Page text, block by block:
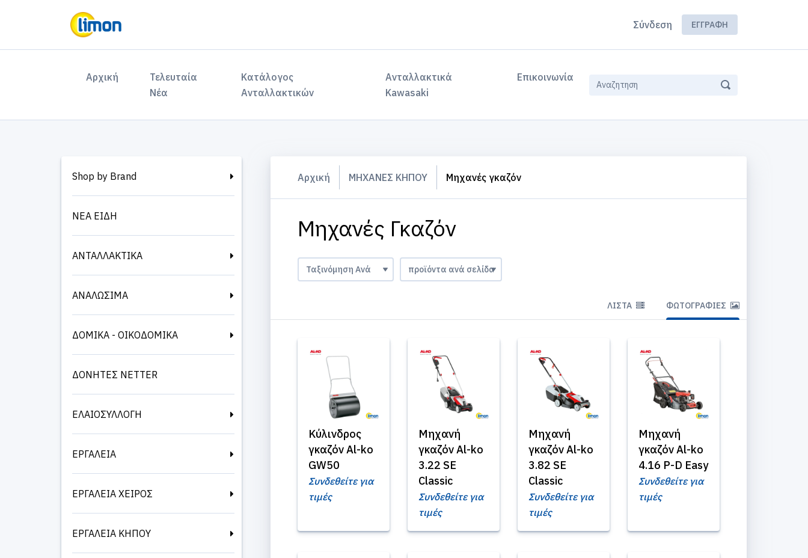
Σύνδεση ΕΓΓΡΑΦΉ
Αρχική (current)Τελευταία
Νέα
Κατάλογος
Ανταλλακτικών
Ανταλλακτικά
Kawasaki
Επικοινωνία
Shop by Brand
ΝΕΑ ΕΙΔΗ
ΑΝΤΑΛΛΑΚΤΙΚΑ
ΑΝΑΛΩΣΙΜΑ
ΔΟΜΙΚΑ - ΟΙΚΟΔΟΜΙΚΑ
ΔΟΝΗΤΕΣ NETTER
ΕΛΑΙΟΣΥΛΛΟΓΗ
ΕΡΓΑΛΕΙΑ
ΕΡΓΑΛΕΙΑ ΧΕΙΡΟΣ
ΕΡΓΑΛΕΙΑ ΚΗΠΟΥ
Αρχική ΜΗΧΑΝΕΣ ΚΗΠΟΥ Μηχανές γκαζόν
Μηχανές Γκαζόν
ΛΊΣΤΑ ΦΩΤΟΓΡΑΦΊΕΣ
Κύλινδρος
γκαζόν Al-ko
GW50
Συνδεθείτε για
τιμές
Μηχανή
γκαζόν Al-ko
3.22 SE
Classic
Συνδεθείτε για
τιμές
Μηχανή
γκαζόν Al-ko
3.82 SE
Classic
Συνδεθείτε για
τιμές
Μηχανή
γκαζόν Al-ko
4.16 P-D Easy
Συνδεθείτε για
τιμές